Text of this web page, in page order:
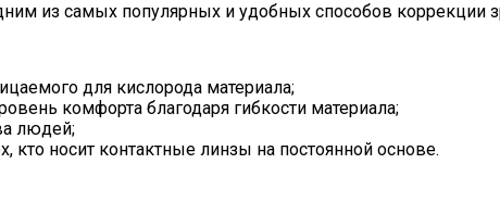
из самых популярных и удобных способов коррекции
для кислорода материала;
комфорта благодаря гибкости материала;
людей;
кто носит контактные линзы на постоянной основе.